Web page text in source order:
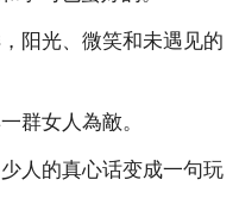
阳光、微笑和未遇见的
群女人為敵。
人的真心话变成一句玩